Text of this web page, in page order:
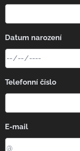
Datum narození
Telefonní číslo
E-mail